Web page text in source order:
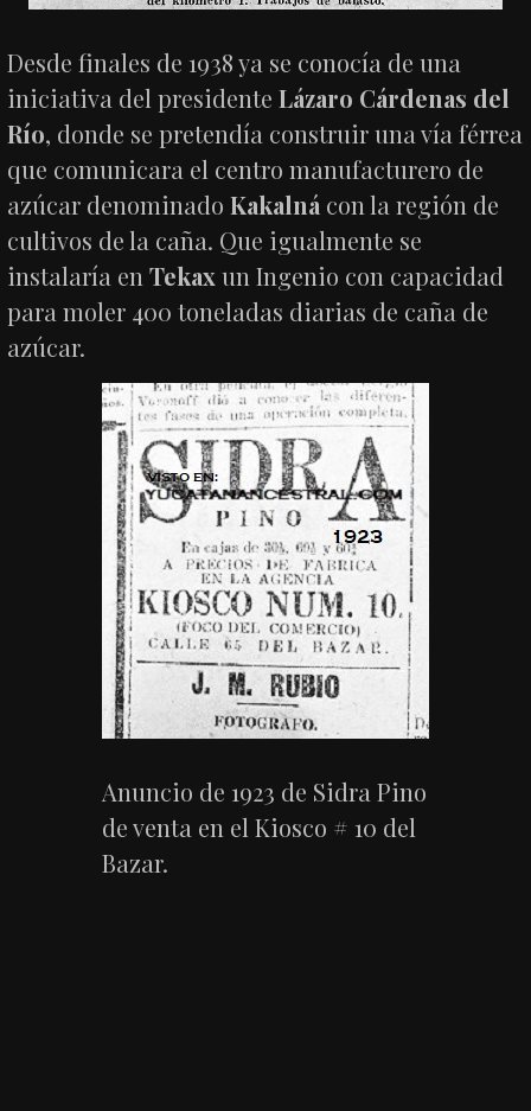
Desde finales de 1938 ya se conocía de una
iniciativa del presidenteLázaro Cárdenas del
Río, donde se pretendía construir una vía férrea
que comunicara el centro manufacturero de
azúcar denominadoKakalná con la región de
cultivos de la caña. Que igualmente se
instalaría enTekax un Ingenio con capacidad
para moler 400 toneladas diarias de caña de
azúcar.
Anuncio de 1923 de Sidra Pino
de venta en el Kiosco # 10 del
Bazar.